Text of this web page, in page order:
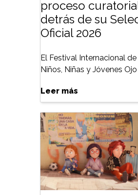
proceso
detrás de su
Oficial 2026
El Festival Internacional de
Niños, Niñas y Jóvenes Ojo
Leer más